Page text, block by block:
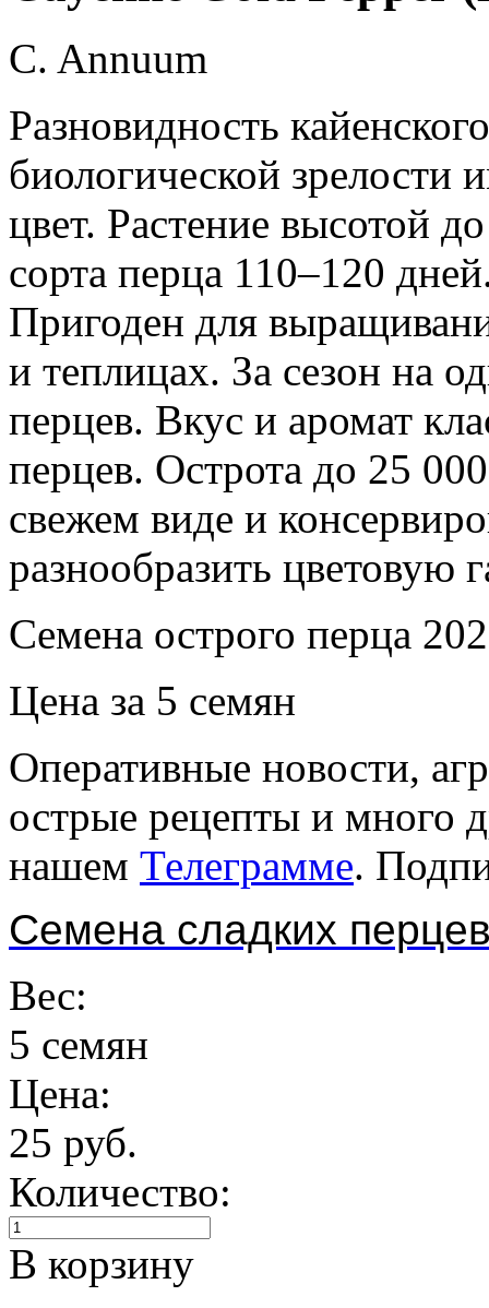
C. Annuum
Разновидность
биологической
цвет. Растение высотой
сорта перца 110–120
Пригоден для
и теплицах. За сезон на
перцев. Вкус и аромат
перцев. Острота до 25
свежем виде и
разнообразить цветовую
Семена острого перца
Цена за 5 семян
Оперативные новости,
острые рецепты и много
нашем Телеграмме.
Семена сладких
Вес:
5 семян
Цена:
25 руб.
Количество:
В корзину